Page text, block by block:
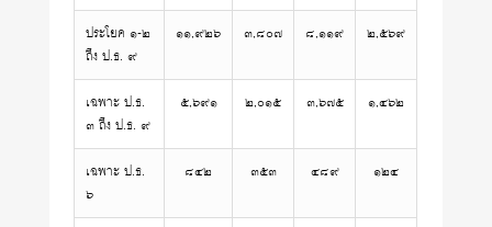
ประโยค ๑-๒
ถึง ป.ธ. ๙
๑๑,๙๒๖ ๓,๘๐๗ ๘,๑๑๙ ๒,๕๖๙
เฉพาะ ป.ธ.
๓ ถึง ป.ธ. ๙
๕,๖๙๑ ๒,๐๑๕ ๓,๖๗๕ ๑,๔๖๒
เฉพาะ ป.ธ.
๖
๘๔๒ ๓๕๓ ๔๘๙ ๑๒๔